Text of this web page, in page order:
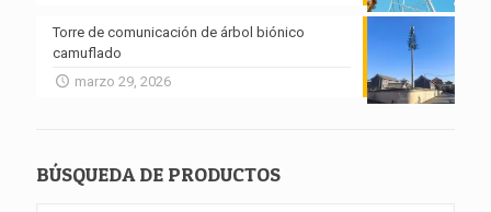
Torre de comunicación de árbol biónico
camuflado
marzo 29, 2026
BÚSQUEDA DE PRODUCTOS